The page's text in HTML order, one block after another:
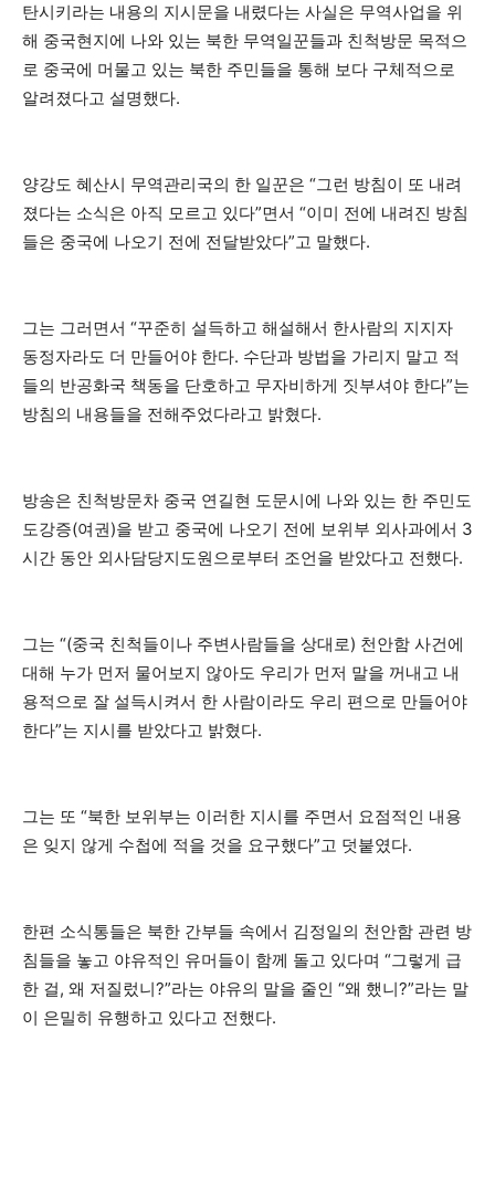
탄시키라는 내용의 지시문을 내렸다는 사실은 무역사업을 위
해 중국현지에 나와 있는 북한 무역일꾼들과 친척방문 목적으
로 중국에 머물고 있는 북한 주민들을 통해 보다 구체적으로
알려졌다고 설명했다.
양강도 혜산시 무역관리국의 한 일꾼은 “그런 방침이 또 내려
졌다는 소식은 아직 모르고 있다”면서 “이미 전에 내려진 방침
들은 중국에 나오기 전에 전달받았다”고 말했다.
그는 그러면서 “꾸준히 설득하고 해설해서 한사람의 지지자
동정자라도 더 만들어야 한다. 수단과 방법을 가리지 말고 적
들의 반공화국 책동을 단호하고 무자비하게 짓부셔야 한다”는
방침의 내용들을 전해주었다라고 밝혔다.
방송은 친척방문차 중국 연길현 도문시에 나와 있는 한 주민도
도강증(여권)을 받고 중국에 나오기 전에 보위부 외사과에서 3
시간 동안 외사담당지도원으로부터 조언을 받았다고 전했다.
그는 “(중국 친척들이나 주변사람들을 상대로) 천안함 사건에
대해 누가 먼저 물어보지 않아도 우리가 먼저 말을 꺼내고 내
용적으로 잘 설득시켜서 한 사람이라도 우리 편으로 만들어야
한다”는 지시를 받았다고 밝혔다.
그는 또 “북한 보위부는 이러한 지시를 주면서 요점적인 내용
은 잊지 않게 수첩에 적을 것을 요구했다”고 덧붙였다.
한편 소식통들은 북한 간부들 속에서 김정일의 천안함 관련 방
침들을 놓고 야유적인 유머들이 함께 돌고 있다며 “그렇게 급
한 걸, 왜 저질렀니?”라는 야유의 말을 줄인 “왜 했니?”라는 말
이 은밀히 유행하고 있다고 전했다.